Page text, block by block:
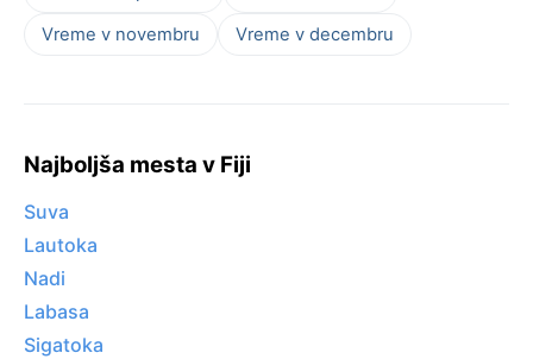
Vreme v novembru
Vreme v decembru
Najboljša mesta v Fiji
Suva
Lautoka
Nadi
Labasa
Sigatoka